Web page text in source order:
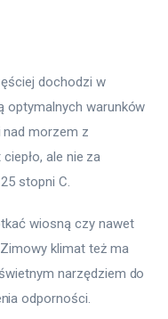
dochodzi w
optymalnych warunków
morzem z
ale nie za
stopni C.
wiosną czy nawet
klimat też ma
narzędziem do
odporności.